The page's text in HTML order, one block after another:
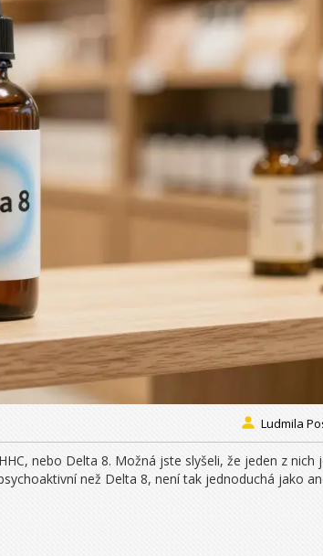
Ludmila
nebo Delta 8. Možná jste slyšeli, že jeden z nich
než Delta 8, není tak jednoduchá jako